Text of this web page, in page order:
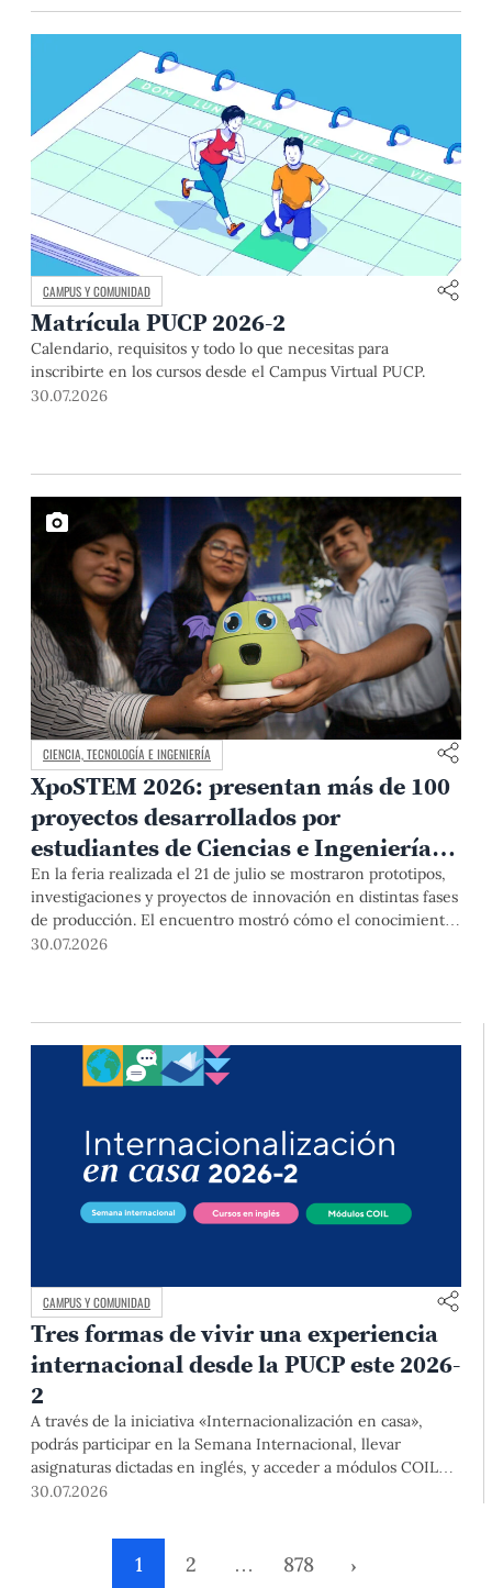
CAMPUS Y COMUNIDAD
Matrícula PUCP 2026-2
Calendario, requisitos y todo lo que necesitas para
inscribirte en los cursos desde el Campus Virtual PUCP.
30.07.2026
CIENCIA, TECNOLOGÍA E INGENIERÍA
XpoSTEM 2026: presentan más de 100
proyectos desarrollados por
estudiantes de Ciencias e Ingeniería
PUCP orientados a atender
necesidades del país
En la feria realizada el 21 de julio se mostraron prototipos,
investigaciones y proyectos de innovación en distintas fases
de producción. El encuentro mostró cómo el conocimiento
adquirido en las aulas puede responder a desafíos concretos
30.07.2026
CAMPUS Y COMUNIDAD
Tres formas de vivir una experiencia
internacional desde la PUCP este 2026-
2
A través de la iniciativa «Internacionalización en casa»,
podrás participar en la Semana Internacional, llevar
asignaturas dictadas en inglés, y acceder a módulos COIL
junto con estudiantes y docentes de universidades
mediante el Campus Virtual, durante la Matrícula 2026-2.
30.07.2026
1 2 … 878 ›